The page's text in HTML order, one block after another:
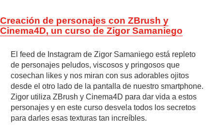
Creación de personajes con ZBrush y
Cinema4D, un curso de Zigor Samaniego
El feed de Instagram de Zigor Samaniego está repleto
de personajes peludos, viscosos y pringosos que
cosechan likes y nos miran con sus adorables ojitos
desde el otro lado de la pantalla de nuestro smartphone.
Zigor utiliza ZBrush y Cinema4D para dar vida a estos
personajes y en este curso desvela todos los secretos
para darles esas texturas tan increíbles.